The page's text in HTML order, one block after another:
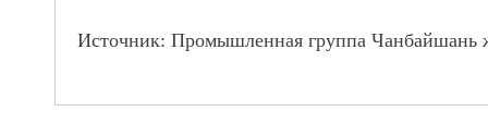
Источник: Промышленная группа